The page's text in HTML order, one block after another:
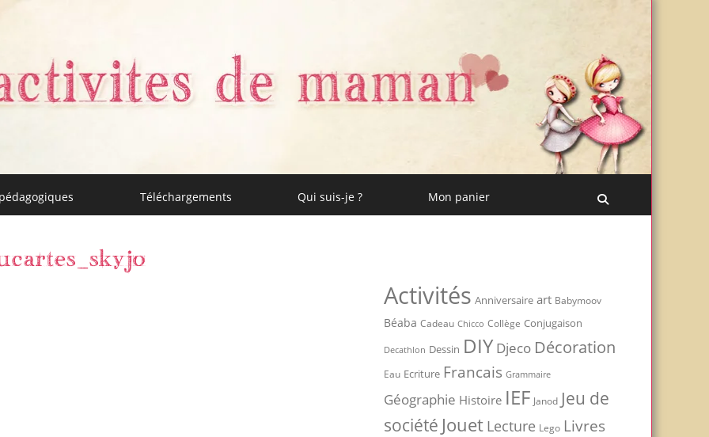
Téléchargements Qui suis-je ? Mon panier
Activités Anniversaire art Babymoov
Béaba Cadeau Chicco Collège Conjugaison
Decathlon Dessin DIY Djeco Décoration
Eau Ecriture Francais Grammaire
Géographie Histoire IEF Janod Jeu de
société Jouet Lecture Lego Livres